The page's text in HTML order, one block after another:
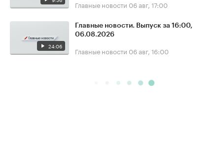
Главные новости 06 авг, 17:00
24:06
Главные новости. Выпуск за 16:00,
06.08.2026
Главные новости 06 авг, 16:00